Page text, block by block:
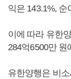
익은 143.1%, 순
이에 따라 유한
284억6500만 원
유한양행은 비소